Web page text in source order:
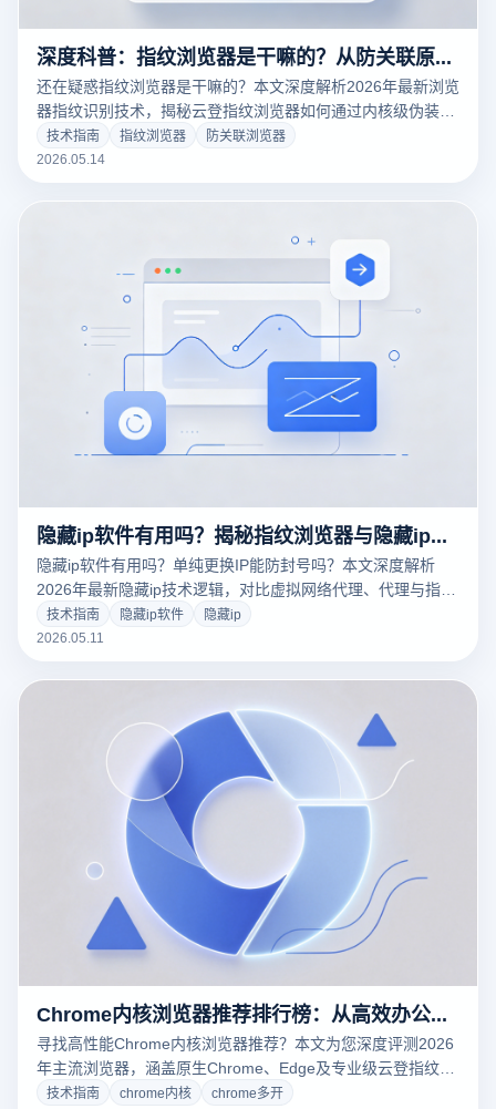
深度科普：指纹浏览器是干嘛的？从防关联原理到多账号运营的提效真相
还在疑惑指纹浏览器是干嘛的？本文深度解析2026年最新浏览
器指纹识别技术，揭秘云登指纹浏览器如何通过内核级伪装与
环境隔离，破解跨境电商、社交媒体矩阵的防关联难题。涵盖
多账号管理、RPA自动化提效及核心安全策略，助您保障数字
技术指南 指纹浏览器
防关联浏览器
2026.05.14
隐藏ip软件有用吗？揭秘指纹浏览器与隐藏ip在防关联中的核心真相
隐藏ip软件有用吗？单纯更换IP能防封号吗？本文深度解析
2026年最新隐藏ip技术逻辑，对比虚拟网络代理、代理与指纹
浏览器的本质区别。结合云登指纹浏览器的环境隔离与
WebRTC防泄露功能，为您提供跨境电商、社媒矩阵多账号防
技术指南 隐藏ip软件
隐藏ip
2026.05.11
Chrome内核浏览器推荐排行榜：从高效办公到指纹浏览器多开防关联全指南
寻找高性能Chrome内核浏览器推荐？本文为您深度评测2026
年主流浏览器，涵盖原生Chrome、Edge及专业级云登指纹浏
览器。重点解析Chrome多开防关联技术、内核伪装及隐私保
技术指南 chrome内核
chrome多开